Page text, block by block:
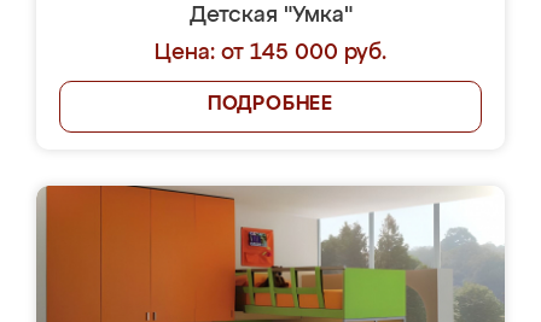
Детская "Умка"
Цена: от 145 000 руб.
ПОДРОБНЕЕ